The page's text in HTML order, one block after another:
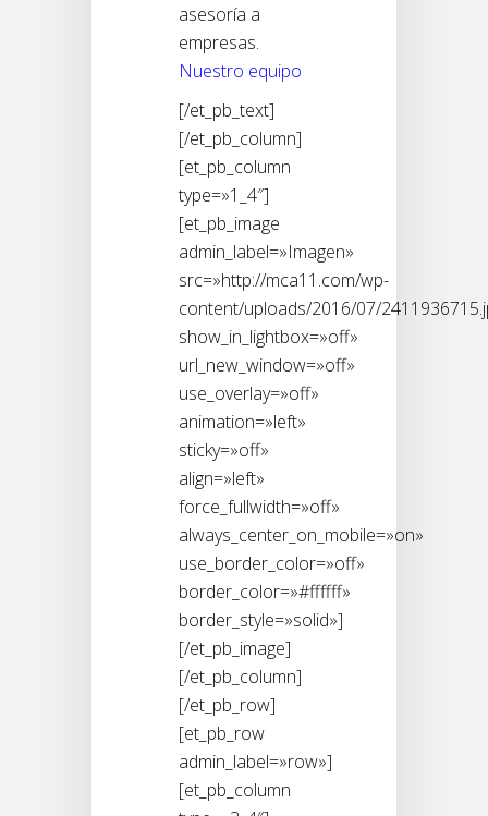
asesoría a
empresas.
Nuestro equipo
[/et_pb_text]
[/et_pb_column]
[et_pb_column
type=»1_4″]
[et_pb_image
admin_label=»Imagen»
src=»http://mca11.com/wp-
content/uploads/2016/07/
show_in_lightbox=»off»
url_new_window=»off»
use_overlay=»off»
animation=»left»
sticky=»off»
align=»left»
force_fullwidth=»off»
always_center_on_mobile=»on»
use_border_color=»off»
border_color=»#ffffff»
border_style=»solid»]
[/et_pb_image]
[/et_pb_column]
[/et_pb_row]
[et_pb_row
admin_label=»row»]
[et_pb_column